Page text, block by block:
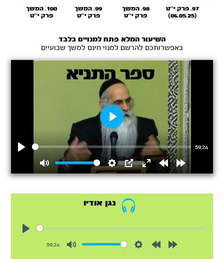
97. פרק י''ט
(06.05.25)
98. המשך
פרק י''ט
99. המשך
פרק י''ט
100. המשך
פרק י''ט
השיעור המלא פתח למנויים בלבד
באפשרותכם להרשם למנוי חינם למשך שבועיים
59:24
Mute Settings
PIP
EnterRewindForward
Play
נגן אודיו
59:24